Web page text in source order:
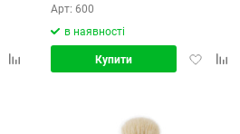
Додати
Арт: 600
в наявності
Додати
Купити